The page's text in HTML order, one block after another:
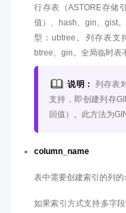
行存表（ASTORE存储
值）、hash、gin、gist
型：ubtree。列存表支
btree、gin。全局临时表
说明： 列存表
支持，即创建列存
回值）。此方法为
column_name
表中需要创建索引的列的
如果索引方式支持多字